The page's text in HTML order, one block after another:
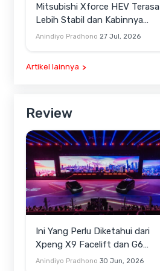
Mitsubishi Xforce HEV Terasa
Lebih Stabil dan Kabinnya
lebih Senyap
Anindiyo Pradhono 27 Jul, 2026
Artikel lainnya
Review
Ini Yang Perlu Diketahui dari
Xpeng X9 Facelift dan G6
AWD
Anindiyo Pradhono 30 Jun, 2026